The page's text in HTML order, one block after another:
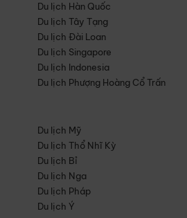
Du lịch Hàn Quốc
Du lịch Tây Tạng
Du lịch Đài Loan
Du lịch Singapore
Du lịch Indonesia
Du lịch Phượng Hoàng Cổ Trấn
Du lịch Mỹ
Du lịch Thổ Nhĩ Kỳ
Du lịch Bỉ
Du lịch Nga
Du lịch Pháp
Du lịch Ý